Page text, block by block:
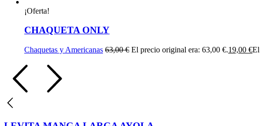
¡Oferta!
CHAQUETA ONLY
Chaquetas y Americanas 63,00€ El precio original era: 63,00 €.19,00 €El